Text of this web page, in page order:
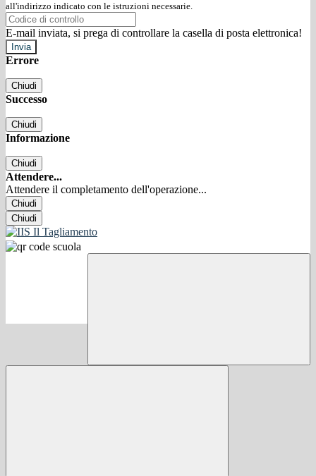
all'indirizzo indicato con le istruzioni necessarie.
E-mail inviata, si prega di controllare la casella di posta elettronica!
Errore
Chiudi
Successo
Chiudi
Informazione
Chiudi
Attendere...
Attendere il completamento dell'operazione...
Chiudi
Chiudi